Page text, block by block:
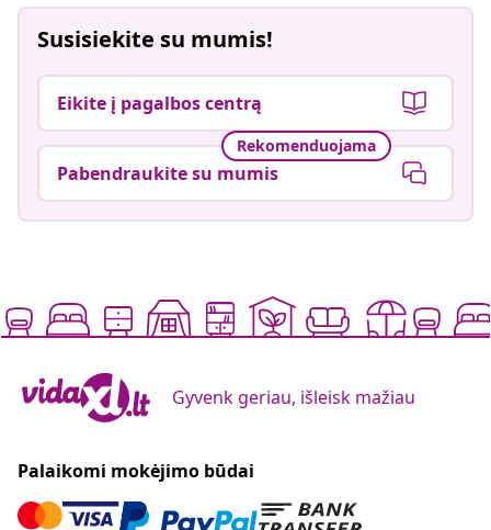
Susisiekite su mumis!
Eikite į pagalbos centrą
Rekomenduojama
Pabendraukite su mumis
Gyvenk geriau, išleisk mažiau
Palaikomi mokėjimo būdai